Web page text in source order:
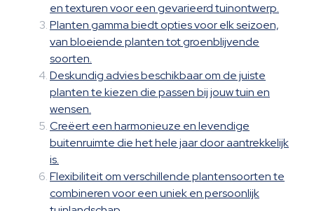
en texturen voor een gevarieerd tuinontwerp.
Planten gamma biedt opties voor elk seizoen,
van bloeiende planten tot groenblijvende
soorten.
Deskundig advies beschikbaar om de juiste
planten te kiezen die passen bij jouw tuin en
wensen.
Creëert een harmonieuze en levendige
buitenruimte die het hele jaar door aantrekkelijk
is.
Flexibiliteit om verschillende plantensoorten te
combineren voor een uniek en persoonlijk